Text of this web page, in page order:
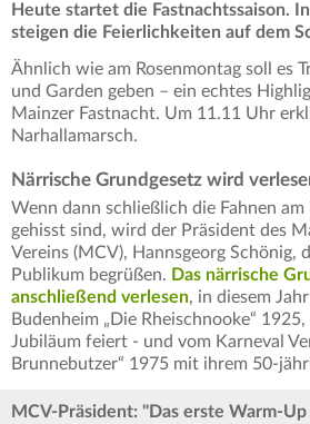
Heute startet die Fastnachtssaison.
steigen die Feierlichkeiten auf dem
Ähnlich wie am Rosenmontag soll es
und Garden geben – ein echtes
Mainzer Fastnacht. Um 11.11 Uhr
Narhallamarsch.
Närrische Grundgesetz wird
Wenn dann schließlich die Fahnen
gehisst sind, wird der Präsident des
Vereins (MCV), Hannsgeorg Schönig,
Publikum begrüßen. Das närrische
anschließend verlesen, in diesem
Budenheim „Die Rheischnooke“
Jubiläum feiert - und vom Karneval
Brunnebutzer“ 1975 mit ihrem 50-
MCV-Präsident: "Das erste Warm-